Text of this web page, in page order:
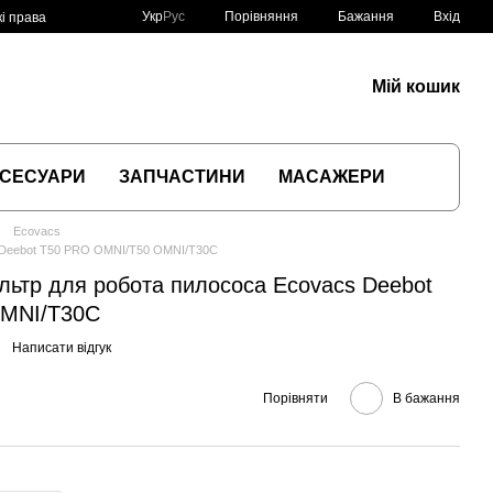
права
УкрРус Порівняння Бажання Вхід
Мій кошик
ЗАПЧАСТИНИ МАСАЖЕРИ
Ecovacs
T50 PRO OMNI/T50 OMNI/T30C
для робота пилососа Ecovacs Deebot
T30C
Написати відгук
Порівняти В бажання